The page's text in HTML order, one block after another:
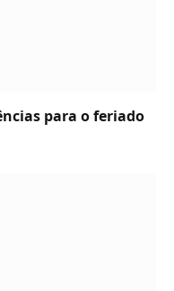
para o feriado